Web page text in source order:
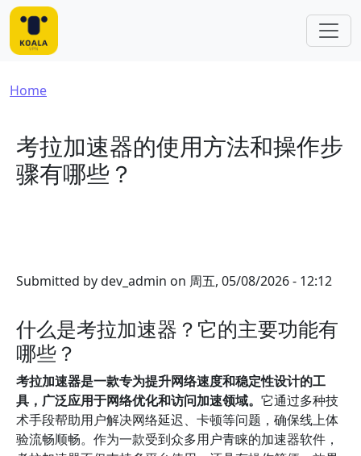
Skip to main content
Breadcrumb
Home
考拉加速器的使用方法和操作步
骤有哪些？
Submitted bydev_admin on 周五, 05/08/2026 - 12:12
什么是考拉加速器？它的主要功能有
哪些？
考拉加速器是一款专为提升网络速度和稳定性设计的工
具，广泛应用于网络优化和访问加速领域。 它通过多种技
术手段帮助用户解决网络延迟、卡顿等问题，确保线上体
验流畅顺畅。作为一款受到众多用户青睐的加速器软件，